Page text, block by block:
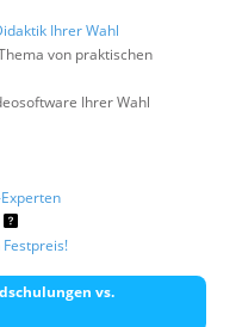
Ihrer Wahl
von praktischen
Ihrer Wahl
vs.